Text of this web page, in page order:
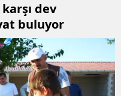
dev
buluyor